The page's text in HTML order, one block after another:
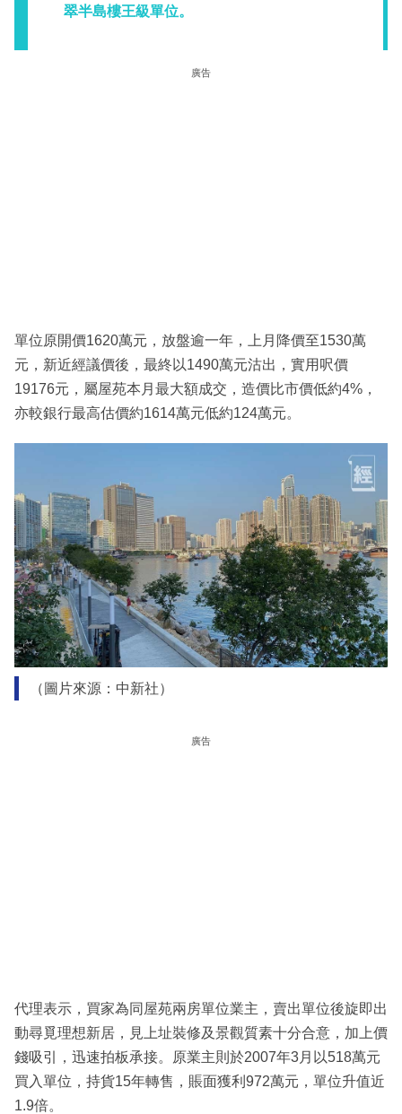
翠半島樓王級單位。
廣告
單位原開價1620萬元，放盤逾一年，上月降價至1530萬
元，新近經議價後，最終以1490萬元沽出，實用呎價
19176元，屬屋苑本月最大額成交，造價比市價低約4%，
亦較銀行最高估價約1614萬元低約124萬元。
（圖片來源：中新社）
廣告
代理表示，買家為同屋苑兩房單位業主，賣出單位後旋即出
動尋覓理想新居，見上址裝修及景觀質素十分合意，加上價
錢吸引，迅速拍板承接。原業主則於2007年3月以518萬元
買入單位，持貨15年轉售，賬面獲利972萬元，單位升值近
1.9倍。